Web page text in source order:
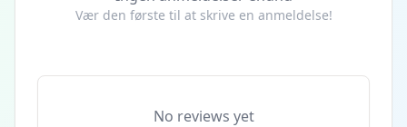
Vær den første til at skrive en anmeldelse!
No reviews yet